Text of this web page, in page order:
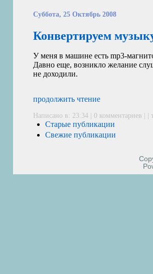
Суббота, 25 Октябрь 2008
Конвертируем
У меня в машине есть mp3-
Давно еще, возникло желание
не доходили.
продолжить чтение
Написано в: 23:34 | 0 комментариев | |
Старые публикации
Свежие публикации